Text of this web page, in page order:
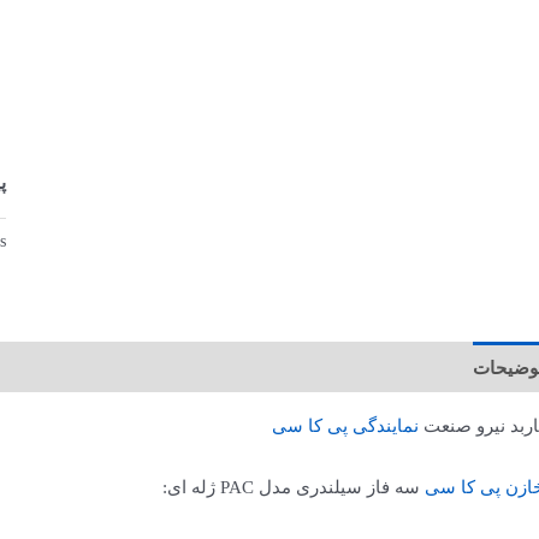
نیرو صنعت نمایندگی پی کا سی
پی کا سی سه فاز سیلندری مدل PAC ژله ای: